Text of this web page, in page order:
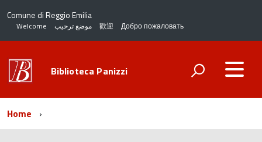
Comune di Reggio Emilia
Welcome موضع ترحيب 歡迎 Добро пожаловать
Biblioteca Panizzi
Home